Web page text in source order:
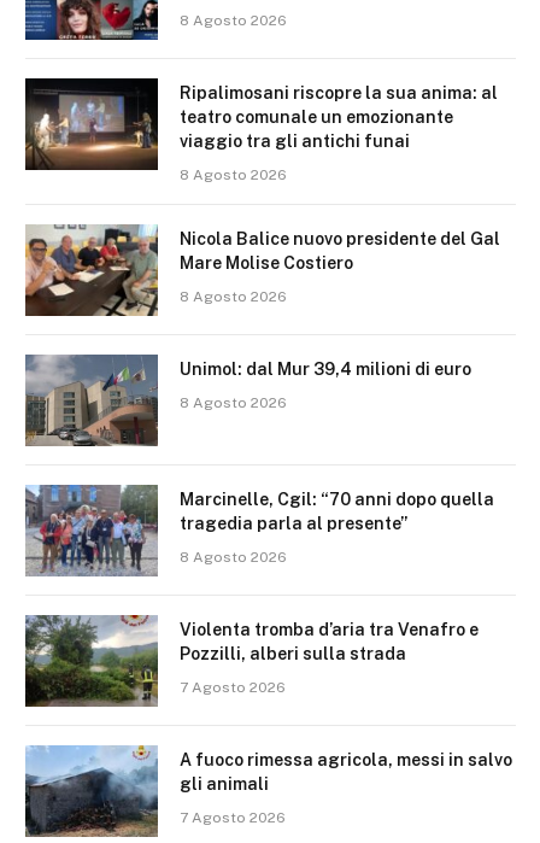
8 Agosto 2026
Ripalimosani riscopre la sua anima: al
teatro comunale un emozionante
viaggio tra gli antichi funai
8 Agosto 2026
Nicola Balice nuovo presidente del Gal
Mare Molise Costiero
8 Agosto 2026
Unimol: dal Mur 39,4 milioni di euro
8 Agosto 2026
Marcinelle, Cgil: “70 anni dopo quella
tragedia parla al presente”
8 Agosto 2026
Violenta tromba d’aria tra Venafro e
Pozzilli, alberi sulla strada
7 Agosto 2026
A fuoco rimessa agricola, messi in salvo
gli animali
7 Agosto 2026